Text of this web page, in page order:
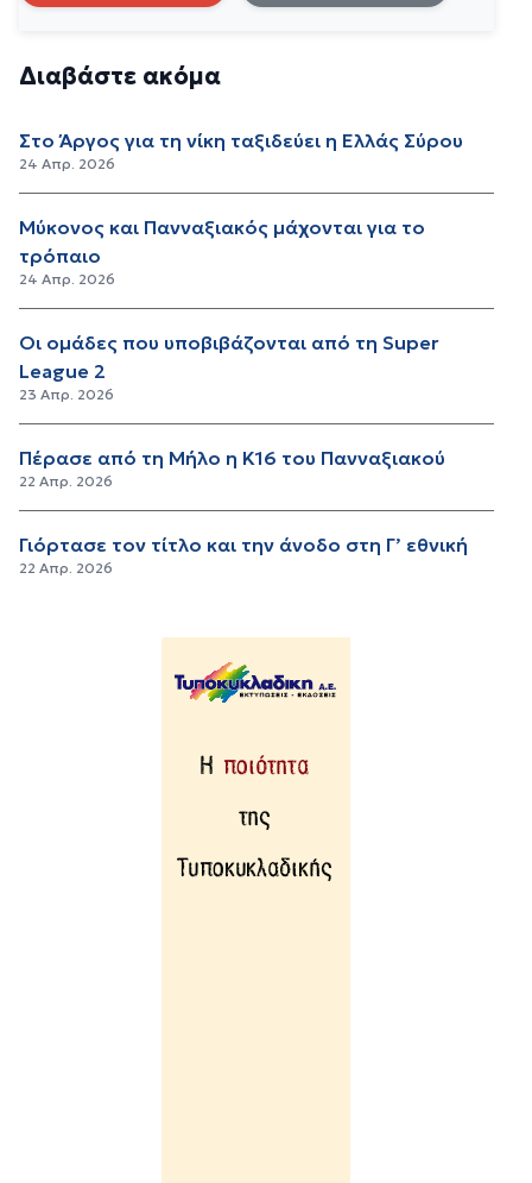
Διαβάστε ακόμα
Στο Άργος για τη νίκη ταξιδεύει η Ελλάς Σύρου
24 Απρ. 2026
Μύκονος και Πανναξιακός μάχονται για το
τρόπαιο
24 Απρ. 2026
Οι ομάδες που υποβιβάζονται από τη Super
League 2
23 Απρ. 2026
Πέρασε από τη Μήλο η Κ16 του Πανναξιακού
22 Απρ. 2026
Γιόρτασε τον τίτλο και την άνοδο στη Γ’ εθνική
22 Απρ. 2026